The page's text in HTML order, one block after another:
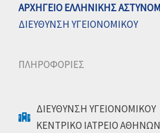
ΑΡΧΗΓΕΙΟ ΕΛΛΗΝΙΚΗΣ
ΔΙΕΥΘΥΝΣΗ ΥΓΕΙΟΝΟΜΙΚΟΥ
ΠΛΗΡΟΦΟΡΙΕΣ
ΔΙΕΥΘΥΝΣΗ ΥΓΕΙΟΝΟΜΙΚΟΥ
ΚΕΝΤΡΙΚΟ ΙΑΤΡΕΙΟ ΑΘΗΝΩΝ